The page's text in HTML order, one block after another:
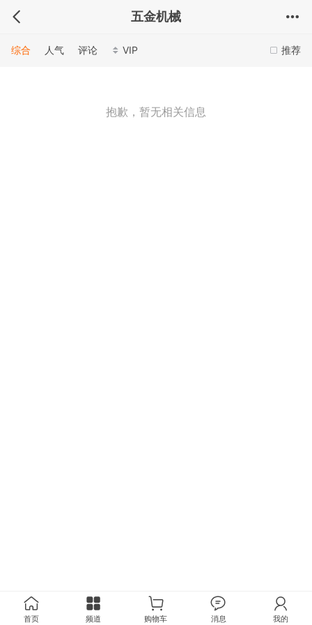
五金机械
推荐
综合 人气 评论 VIP
抱歉，暂无相关信息
首页 频道 购物车 消息 我的